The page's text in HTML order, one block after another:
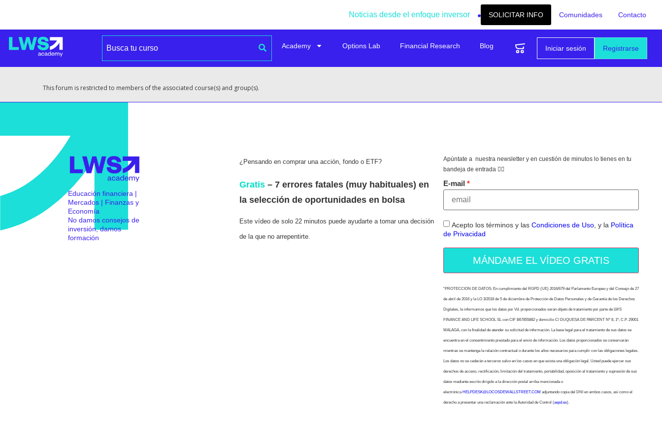
Noticias desde el enfoque inversor SOLICITAR INFO Comunidades Contacto
Registrarse
Iniciar sesión
Academy Options Lab Financial Research Blog
This forum is restricted to members of the associated course(s) and group(s).
Educación financiera |
Mercados | Finanzas y
Economía
No damos consejos de
inversión, damos
formación
¿Pensando en comprar una acción, fondo o ETF?
Gratis– 7 errores fatales (muy habituales) en
la selección de oportunidades en bolsa
Este vídeo de solo 22 minutos puede ayudarte a tomar una decisión
de la que no arrepentirte.
Apúntate a nuestra newsletter y en cuestión de minutos lo tienes en tu
bandeja de entrada 👇🏻
E-mail
Acepto los términos y las Condiciones de Uso, y la Política
de Privacidad
MÁNDAME EL VÍDEO GRATIS
“PROTECCION DE DATOS: En cumplimiento del RGPD (UE) 2016/679 del Parlamento Europeo y del Consejo de 27
de abril de 2016 y la LO 3/2018 de 5 de diciembre de Protección de Datos Personales y de Garantía de los Derechos
Digitales, le informamos que los datos por Vd. proporcionados serán objeto de tratamiento por parte de LWS
FINANCE AND LIFE SCHOOL SL con CIF B67855882 y domicilio C/ DUQUESA DE PARCENT Nº 8, 1º, C.P. 29001
MALAGA, con la finalidad de atender su solicitud de información. La base legal para el tratamiento de sus datos se
encuentra en el consentimiento prestado para el envío de información. Los datos proporcionados se conservarán
mientras se mantenga la relación contractual o durante los años necesarios para cumplir con las obligaciones legales.
Los datos no se cederán a terceros salvo en los casos en que exista una obligación legal. Usted puede ejercer sus
derechos de acceso, rectificación, limitación del tratamiento, portabilidad, oposición al tratamiento y supresión de sus
datos mediante escrito dirigido a la dirección postal arriba mencionada o
electrónica HELPDESK@LOCOSDEWALLSTREET.COM adjuntando copia del DNI en ambos casos, así como el
derecho a presentar una reclamación ante la Autoridad de Control (aepd.es).